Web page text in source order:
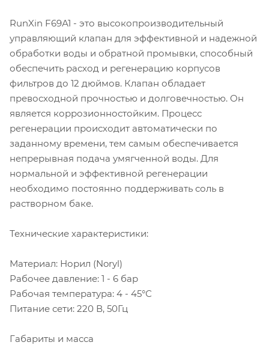
RunXin F69А1 - это высокопроизводительный
управляющий клапан для эффективной и надежной
обработки воды и обратной промывки, способный
обеспечить расход и регенерацию корпусов
фильтров до 12 дюймов. Клапан обладает
превосходной прочностью и долговечностью. Он
является коррозионностойким. Процесс
регенерации происходит автоматически по
заданному времени, тем самым обеспечивается
непрерывная подача умягченной воды. Для
нормальной и эффективной регенерации
необходимо постоянно поддерживать соль в
растворном баке.
Технические характеристики:
Материал: Норил (Noryl)
Рабочее давление: 1 - 6 бар
Рабочая температура: 4 - 45°С
Питание сети: 220 В, 50Гц
Габариты и масса